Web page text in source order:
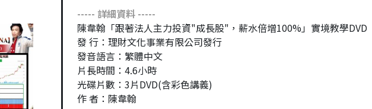
----- 詳細資料 -----
陳韋翰「跟著法人主力投資"成長股"，薪水倍增100%」實境教學DVD
發 行：理財文化事業有限公司發行
發音語言：繁體中文
片長時間：4.6小時
光碟片數：3片DVD(含彩色講義)
作 者：陳韋翰